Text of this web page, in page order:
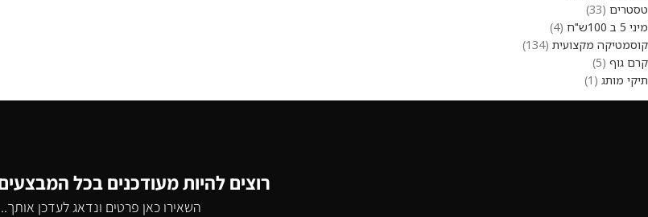
טסטרים 33
מיני 5 ב 100ש"ח
4
קוסמטיקה מקצועית 134
קרם גוף 5
תיקי מותג
1
רוצים להיות מעודכנים בכל
השאירו כאן פרטים ונדאג לעדכן